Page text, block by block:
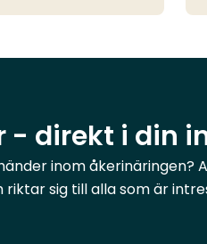
om du är på väg
- direkt i din
inom åkerinäringen?
sig till alla som är